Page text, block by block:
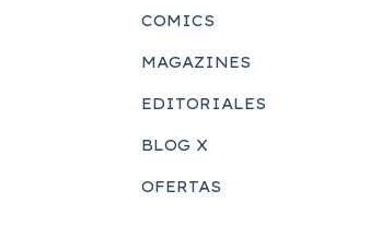
COMICS
MAGAZINES
EDITORIALES
BLOG X
OFERTAS